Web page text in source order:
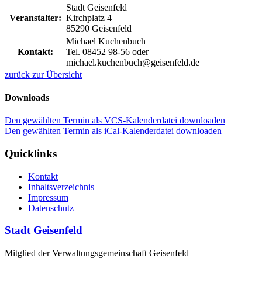
Veranstalter:
Stadt Geisenfeld
Kirchplatz 4
85290 Geisenfeld
Kontakt:
Michael Kuchenbuch
Tel. 08452 98-56 oder
michael.kuchenbuch@geisenfeld.de
zurück zur Übersicht
Downloads
Den gewählten Termin als VCS-Kalenderdatei downloaden
Den gewählten Termin als iCal-Kalenderdatei downloaden
Quicklinks
Kontakt
Inhaltsverzeichnis
Impressum
Datenschutz
Stadt Geisenfeld
Mitglied der Verwaltungsgemeinschaft Geisenfeld